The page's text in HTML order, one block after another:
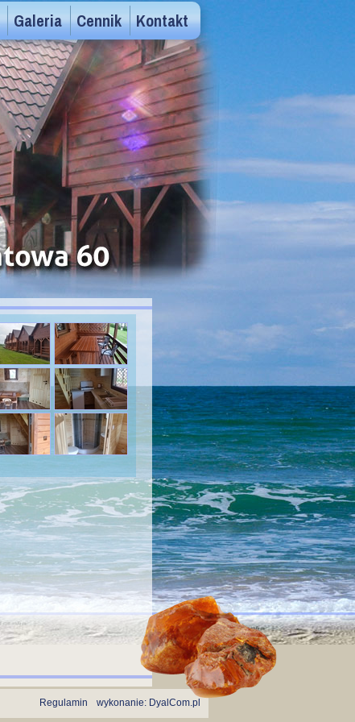
Galeria Cennik Kontakt
Regulamin wykonanie: DyalCom.pl